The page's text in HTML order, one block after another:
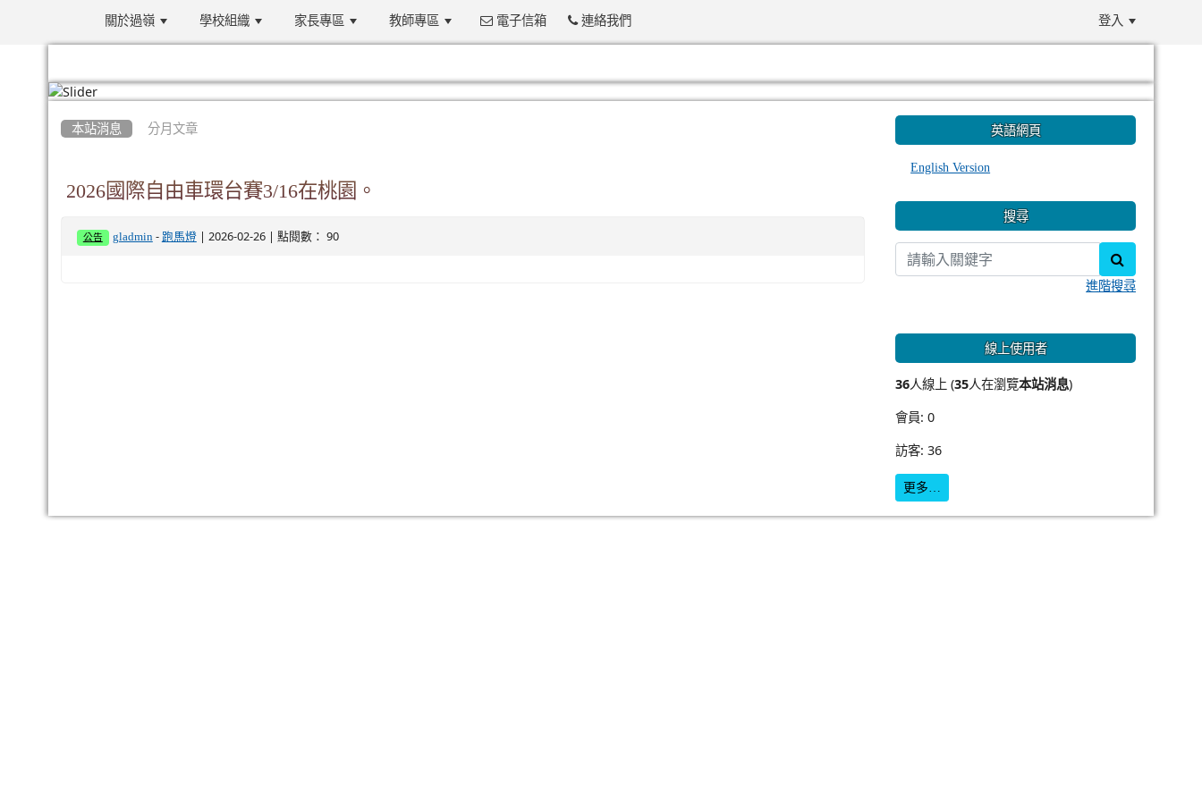
關於過嶺 學校組織 家長專區 教師專區 電子信箱 連絡我們 登入
本站消息 分月文章
2026國際自由車環台賽3/16在桃園。
公告 gladmin- 跑馬燈| 2026-02-26 | 點閱數： 90
英語網頁
English Version
搜尋
進階搜尋
線上使用者
36人線上 (35人在瀏覽本站消息)
會員: 0
訪客: 36
更多…